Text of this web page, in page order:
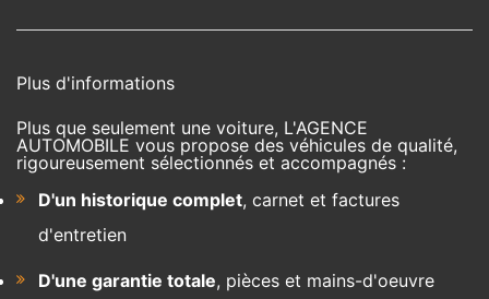
Plus d'informations
Plus que seulement une voiture, L'AGENCE
AUTOMOBILE vous propose des véhicules de qualité,
rigoureusement sélectionnés et accompagnés :
D'un historique complet, carnet et factures
d'entretien
D'une garantie totale, pièces et mains-d'oeuvre